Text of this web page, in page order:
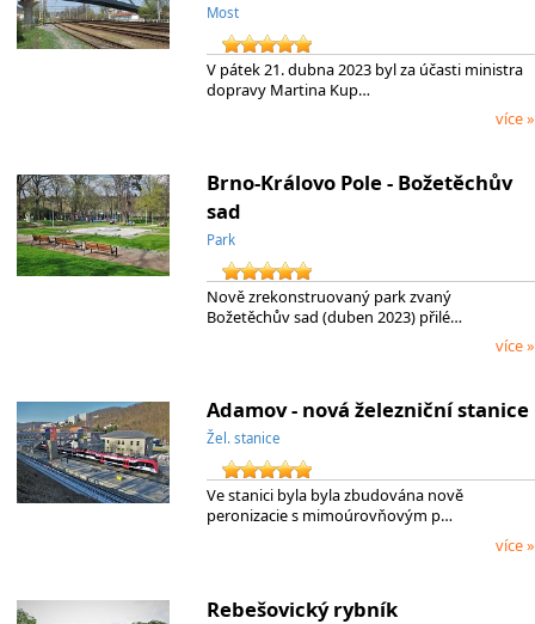
Most
V pátek 21. dubna 2023 byl za účasti ministra
dopravy Martina Kup…
více »
Brno-Královo Pole - Božetěchův
sad
Park
Nově zrekonstruovaný park zvaný
Božetěchův sad (duben 2023) přilé…
více »
Adamov - nová železniční stanice
Žel. stanice
Ve stanici byla byla zbudována nově
peronizacie s mimoúrovňovým p…
více »
Rebešovický rybník